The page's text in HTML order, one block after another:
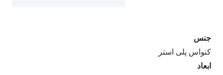
جنس
کنواس پلی استر
ابعاد